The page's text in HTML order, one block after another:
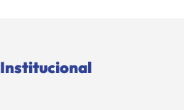
Institucional